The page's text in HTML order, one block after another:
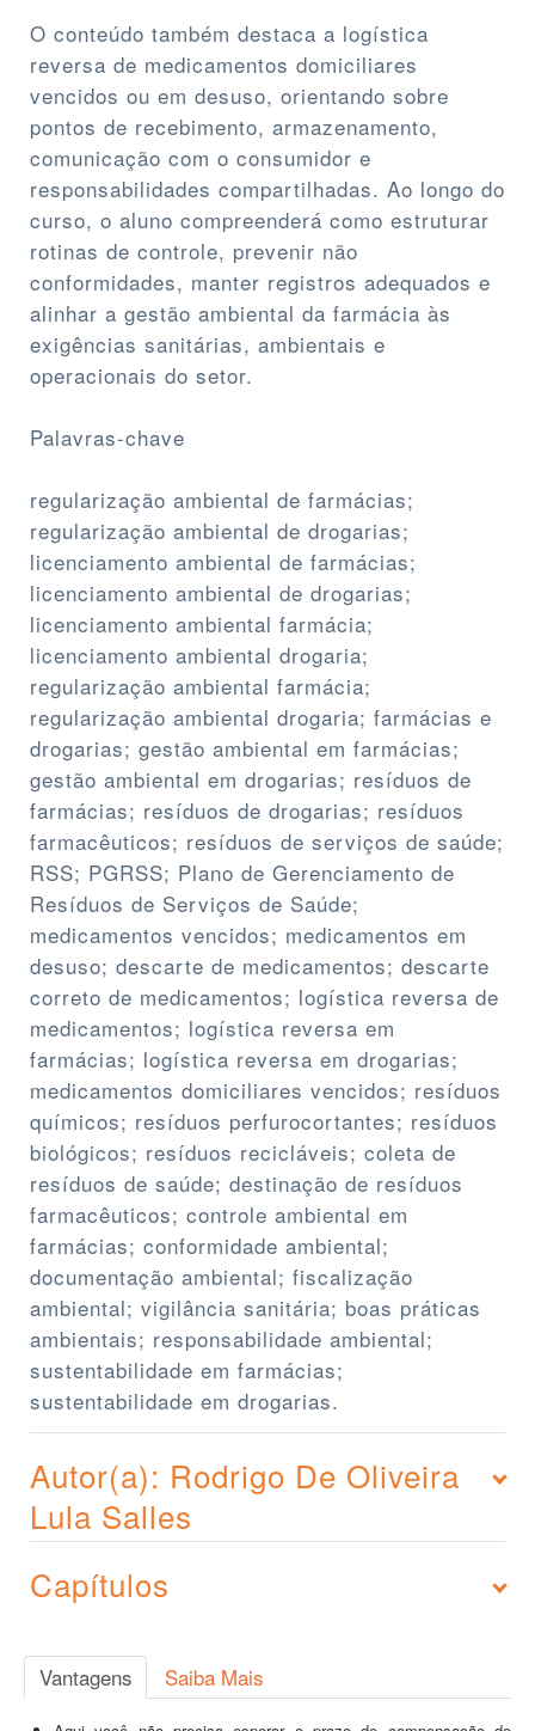
O conteúdo também destaca a logística
reversa de medicamentos domiciliares
vencidos ou em desuso, orientando sobre
pontos de recebimento, armazenamento,
comunicação com o consumidor e
responsabilidades compartilhadas. Ao longo do
curso, o aluno compreenderá como estruturar
rotinas de controle, prevenir não
conformidades, manter registros adequados e
alinhar a gestão ambiental da farmácia às
exigências sanitárias, ambientais e
operacionais do setor.
Palavras-chave
regularização ambiental de farmácias;
regularização ambiental de drogarias;
licenciamento ambiental de farmácias;
licenciamento ambiental de drogarias;
licenciamento ambiental farmácia;
licenciamento ambiental drogaria;
regularização ambiental farmácia;
regularização ambiental drogaria; farmácias e
drogarias; gestão ambiental em farmácias;
gestão ambiental em drogarias; resíduos de
farmácias; resíduos de drogarias; resíduos
farmacêuticos; resíduos de serviços de saúde;
RSS; PGRSS; Plano de Gerenciamento de
Resíduos de Serviços de Saúde;
medicamentos vencidos; medicamentos em
desuso; descarte de medicamentos; descarte
correto de medicamentos; logística reversa de
medicamentos; logística reversa em
farmácias; logística reversa em drogarias;
medicamentos domiciliares vencidos; resíduos
químicos; resíduos perfurocortantes; resíduos
biológicos; resíduos recicláveis; coleta de
resíduos de saúde; destinação de resíduos
farmacêuticos; controle ambiental em
farmácias; conformidade ambiental;
documentação ambiental; fiscalização
ambiental; vigilância sanitária; boas práticas
ambientais; responsabilidade ambiental;
sustentabilidade em farmácias;
sustentabilidade em drogarias.
Autor(a): Rodrigo De Oliveira
Lula Salles
Capítulos
Vantagens Saiba Mais